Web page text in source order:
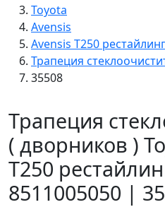
Toyota
Avensis
Avensis T250
Трапеция
35508
Трапеция
( дворников )
T250
8511005050 |